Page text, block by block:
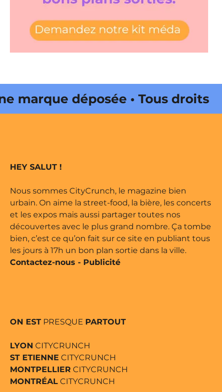
déposée • Tous droits
édité par Buena Onda Web •
HEY SALUT !
Nous sommes CityCrunch, le magazine bien
urbain. On aime la street-food, la bière, les concerts
et les expos mais aussi partager toutes nos
découvertes avec le plus grand nombre. Ça tombe
bien, c’est ce qu’on fait sur ce site en publiant tous
les jours à 17h un bon plan sortie dans la ville.
Contactez-nous - Publicité
ON EST PRESQUE PARTOUT
LYON CITYCRUNCH
ST ETIENNE CITYCRUNCH
MONTPELLIER CITYCRUNCH
MONTRÉAL CITYCRUNCH